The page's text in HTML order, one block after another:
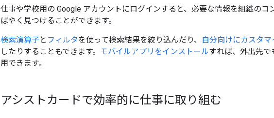
仕事や学校用の Google アカウントにログインすると、必要な情報を組織のコ
ばやく見つけることができます。
検索演算子と フィルタを使って検索結果を絞り込んだり、 自分向けにカスタ
したりすることもできます。
モバイルアプリをインストールすれば、外出先で
用できます。
アシストカードで効率的に仕事に取り組む